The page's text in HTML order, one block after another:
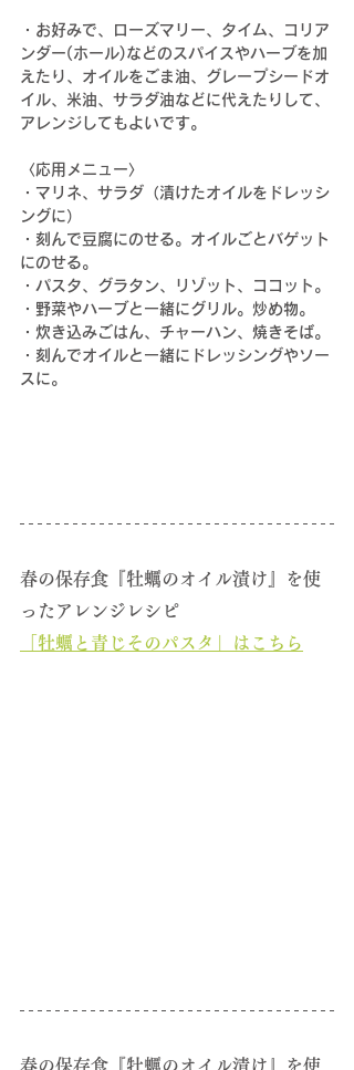
・お好みで、ローズマリー、タイム、コリア
ンダー(ホール)などのスパイスやハーブを加
えたり、オイルをごま油、グレープシードオ
イル、米油、サラダ油などに代えたりして、
アレンジしてもよいです。
〈応用メニュー〉
・マリネ、サラダ（漬けたオイルをドレッシ
ングに）
・刻んで豆腐にのせる。 オイルごとバゲット
にのせる。
・ パスタ、グラタン、
リゾット、ココット。
・野菜やハーブと一緒にグリル。炒め物。
・炊き込みごはん、 チャーハン、焼きそば。
・ 刻んでオイルと一緒にドレッシングやソー
スに。
春の保存食『牡蠣のオイル漬け』を使
ったアレンジレシピ
牡蠣と青じそのパスタ 」はこちら
春の保存食『牡蠣のオイル漬け』を使